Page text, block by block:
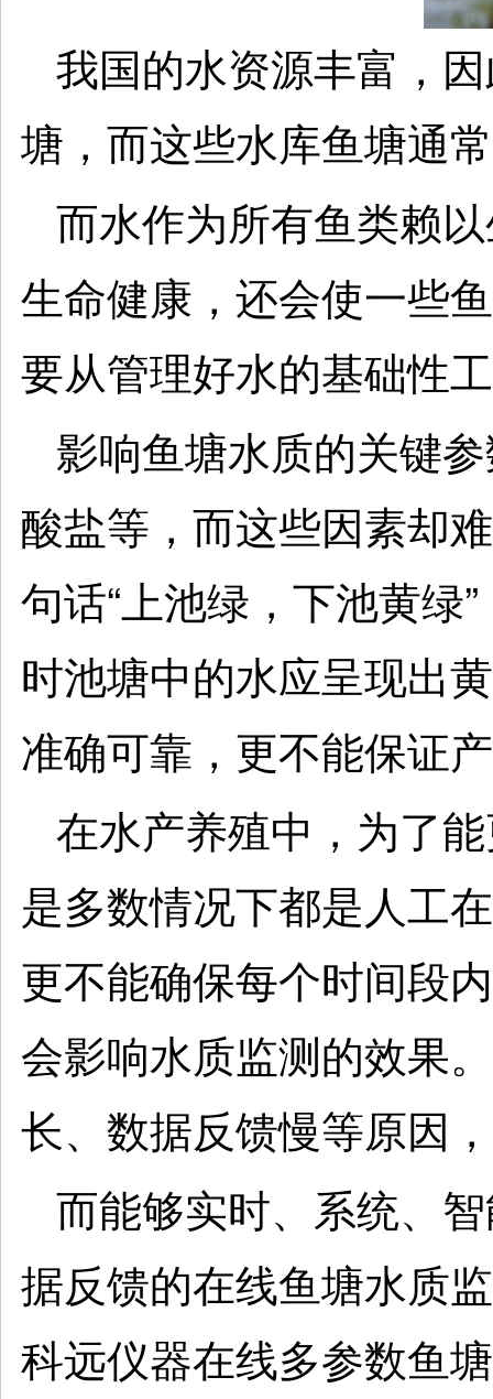
我国的水资源丰富，
塘，而这些水库鱼塘通
而水作为所有鱼类赖
生命健康，还会使一些
要从管理好水的基础性
影响鱼塘水质的关键
酸盐等，而这些因素却
句话“上池绿，下池黄绿
时池塘中的水应呈现出
准确可靠，更不能保证
在水产养殖中，为了
是多数情况下都是人工
更不能确保每个时间段
会影响水质监测的效果
长、数据反馈慢等原因
而能够实时、系统、
据反馈的在线鱼塘水质
科远仪器在线多参数鱼